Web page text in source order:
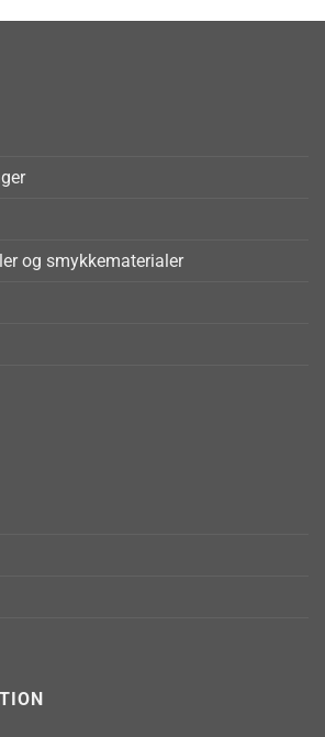
og smykkematerialer